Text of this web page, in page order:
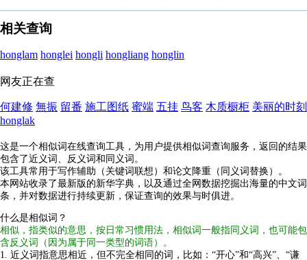
相关查询
honglam honglei hongli hongliang honglin
网友正在查
何建修 無振 留番 施工图纸 蜜端 五挂 鸟客 木质橱柜 美丽的时刻
honglak
这是一个相似词在线查询工具，为用户提供相似词查询服务，返回的结果
包含了近义词、反义词和同义词。
该工具常用于写作辅助（关键词联想）和论文降重（同义词替换）。
本网站收录了最新版的新华字典，以及通过全网数据挖掘出海量的中文词
条，并对数据进行持续更新，保证查询的效果与时俱进。
什么是相似词？
相似，指类似的意思，按日常习惯用法，相似词一般指同义词，也可能包
含反义词（因为属于同一类型的词语）。
1. 近义词指意思相近，但不完全相同的词，比如：“开心”和“高兴”、“谦